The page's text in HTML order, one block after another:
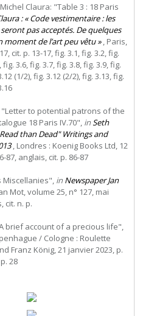
Claura: "Table 3 : 18 Paris
: « Code vestimentaire : les
pas acceptés. De quelques
moment de l’art peu vêtu », Paris,
cit. p. 13-17, fig. 3.1, fig. 3.2, fig.
fig. 3.6, fig. 3.7, fig. 3.8, fig. 3.9, fig.
(1/2), fig. 3.12 (2/2), fig. 3.13, fig.
to potential patrons of the
18 Paris IV.70", inSeth
than Dead" Writings and
, Londres : Koenig Books Ltd, 12
87, anglais, cit. p. 86-87
Miscellanies", in Newspaper Jan
Mot, volume 25, n° 127, mai
cit. n. p.
brief account of a precious life",
/ Cologne : Roulette
Franz König, 21 janvier 2023, p.
28